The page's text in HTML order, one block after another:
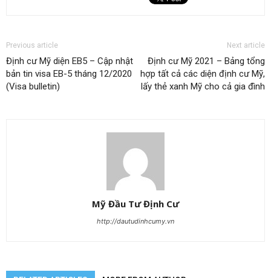
Previous article
Định cư Mỹ diện EB5 – Cập nhật
bản tin visa EB-5 tháng 12/2020
(Visa bulletin)
Next article
Định cư Mỹ 2021 – Bảng tổng
hợp tất cả các diện định cư Mỹ,
lấy thẻ xanh Mỹ cho cả gia đình
Mỹ Đầu Tư Định Cư
http://dautudinhcumy.vn